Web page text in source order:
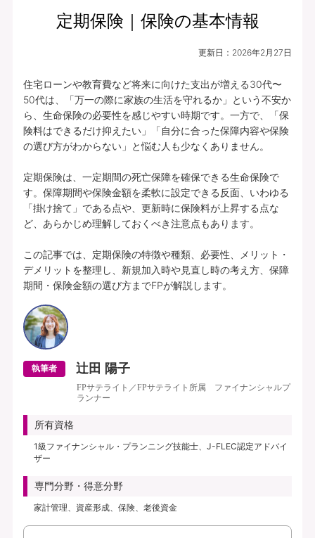
定期保険｜保険の基本情報
更新日： 2026年2月27日
住宅ローンや教育費など将来に向けた支出が増える30代〜
50代は、「万一の際に家族の生活を守れるか」という不安か
ら、生命保険の必要性を感じやすい時期です。一方で、「保
険料はできるだけ抑えたい」「自分に合った保障内容や保険
の選び方がわからない」と悩む人も少なくありません。
定期保険は、一定期間の死亡保障を確保できる生命保険で
す。保障期間や保険金額を柔軟に設定できる反面、いわゆる
「掛け捨て」である点や、更新時に保険料が上昇する点な
ど、あらかじめ理解しておくべき注意点もあります。
この記事では、定期保険の特徴や種類、必要性、メリット・
デメリットを整理し、新規加入時や見直し時の考え方、保障
期間・保険金額の選び方までFPが解説します。
執筆者 辻田 陽子
FPサテライト／FPサテライト所属 ファイナンシャルプ
ランナー
所有資格
1級ファイナンシャル・プランニング技能士、J-FLEC認定アドバイ
ザー
専門分野・得意分野
家計管理、資産形成、保険、老後資金